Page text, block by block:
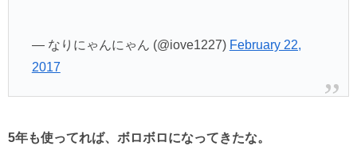
— なりにゃんにゃん (@iove1227) February 22,
2017
5年も使ってれば、ボロボロになってきたな。